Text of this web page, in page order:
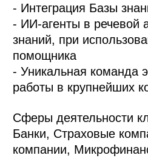
- Интеграция Базы
- ИИ-агенты в речевой
знаний, при
помощника
- Уникальная команда
работы в крупнейших
Сферы деятельности
Банки, Страховые
компании,